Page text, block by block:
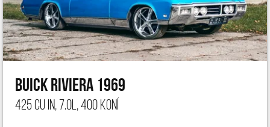
Buick Riviera 1969
425 cu in, 7.0L, 400 koní